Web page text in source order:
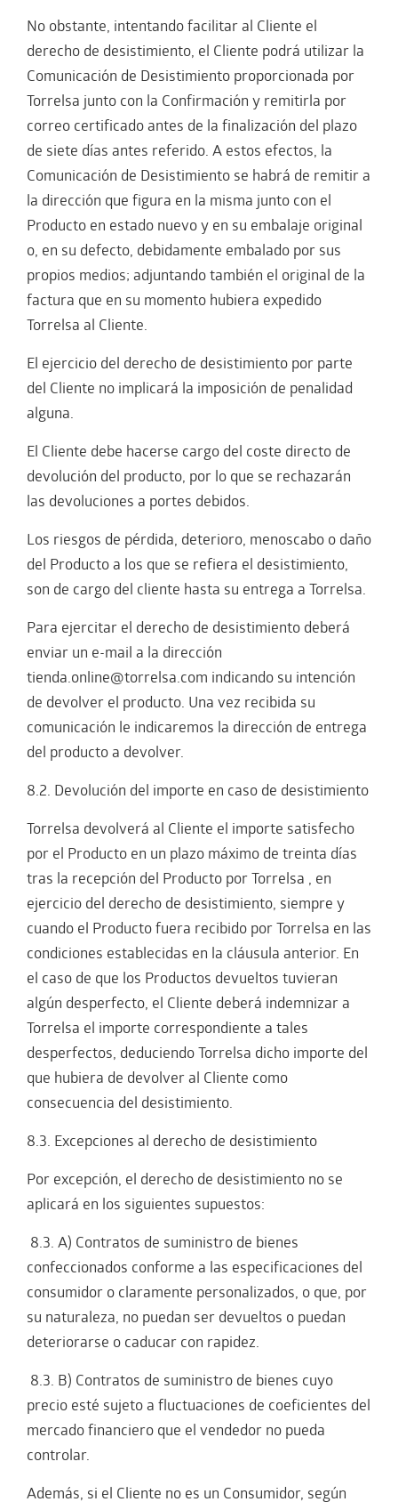
No obstante, intentando facilitar al Cliente el
derecho de desistimiento, el Cliente podrá utilizar la
Comunicación de Desistimiento proporcionada por
Torrelsa junto con la Confirmación y remitirla por
correo certificado antes de la finalización del plazo
de siete días antes referido. A estos efectos, la
Comunicación de Desistimiento se habrá de remitir a
la dirección que figura en la misma junto con el
Producto en estado nuevo y en su embalaje original
o, en su defecto, debidamente embalado por sus
propios medios; adjuntando también el original de la
factura que en su momento hubiera expedido
Torrelsa al Cliente.
El ejercicio del derecho de desistimiento por parte
del Cliente no implicará la imposición de penalidad
alguna.
El Cliente debe hacerse cargo del coste directo de
devolución del producto, por lo que se rechazarán
las devoluciones a portes debidos.
Los riesgos de pérdida, deterioro, menoscabo o daño
del Producto a los que se refiera el desistimiento,
son de cargo del cliente hasta su entrega a Torrelsa.
Para ejercitar el derecho de desistimiento deberá
enviar un e-mail a la dirección
tienda.online@torrelsa.com indicando su intención
de devolver el producto. Una vez recibida su
comunicación le indicaremos la dirección de entrega
del producto a devolver.
8.2. Devolución del importe en caso de desistimiento
Torrelsa devolverá al Cliente el importe satisfecho
por el Producto en un plazo máximo de treinta días
tras la recepción del Producto por Torrelsa , en
ejercicio del derecho de desistimiento, siempre y
cuando el Producto fuera recibido por Torrelsa en las
condiciones establecidas en la cláusula anterior. En
el caso de que los Productos devueltos tuvieran
algún desperfecto, el Cliente deberá indemnizar a
Torrelsa el importe correspondiente a tales
desperfectos, deduciendo Torrelsa dicho importe del
que hubiera de devolver al Cliente como
consecuencia del desistimiento.
8.3. Excepciones al derecho de desistimiento
Por excepción, el derecho de desistimiento no se
aplicará en los siguientes supuestos:
8.3. A) Contratos de suministro de bienes
confeccionados conforme a las especificaciones del
consumidor o claramente personalizados, o que, por
su naturaleza, no puedan ser devueltos o puedan
deteriorarse o caducar con rapidez.
8.3. B) Contratos de suministro de bienes cuyo
precio esté sujeto a fluctuaciones de coeficientes del
mercado financiero que el vendedor no pueda
controlar.
Además, si el Cliente no es un Consumidor, según